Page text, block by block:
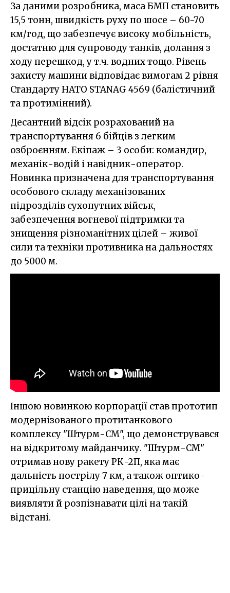
За даними розробника, маса БМП становить
15,5 тонн, швидкість руху по шосе – 60-70
км/год, що забезпечує високу мобільність,
достатню для супроводу танків, долання з
ходу перешкод, у т.ч. водних тощо. Рівень
захисту машини відповідає вимогам 2 рівня
Стандарту НАТО STANAG 4569 (балістичний
та протимінний).
Десантний відсік розрахований на
транспортування 6 бійців з легким
озброєнням. Екіпаж – 3 особи: командир,
механік-водій і навідник-оператор.
Новинка призначена для транспортування
особового складу механізованих
підрозділів сухопутних військ,
забезпечення вогневої підтримки та
знищення різноманітних цілей – живої
сили та техніки противника на дальностях
до 5000 м.
Іншою новинкою корпорації став прототип
модернізованого протитанкового
комплексу "Штурм-СМ", що демонструвався
на відкритому майданчику. "Штурм-СМ"
отримав нову ракету РК-2П, яка має
дальність пострілу 7 км, а також оптико-
прицільну станцію наведення, що може
виявляти й розпізнавати цілі на такій
відстані.